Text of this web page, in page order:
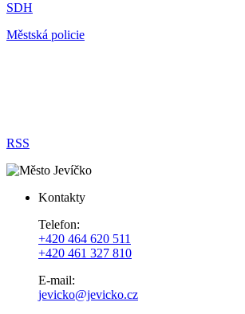
SDH
Městská policie
RSS
Kontakty
Telefon:
+420 464 620 511
+420 461 327 810
E-mail:
jevicko@jevicko.cz